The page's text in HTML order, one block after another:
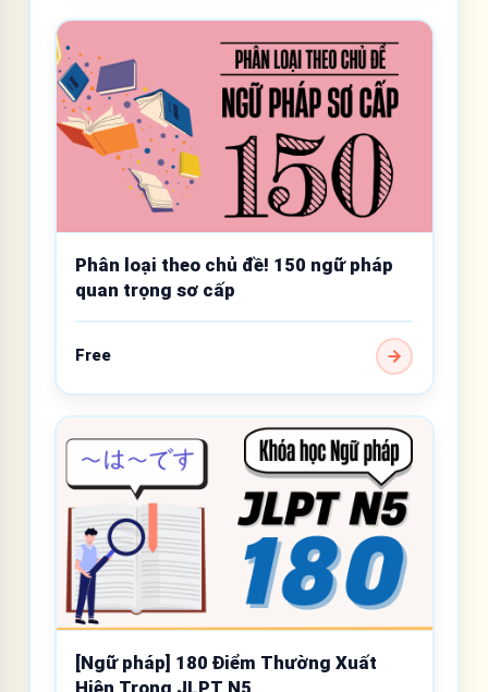
Phân loại theo chủ đề! 150 ngữ pháp
quan trọng sơ cấp
Free
[Ngữ pháp] 180 Điểm Thường Xuất